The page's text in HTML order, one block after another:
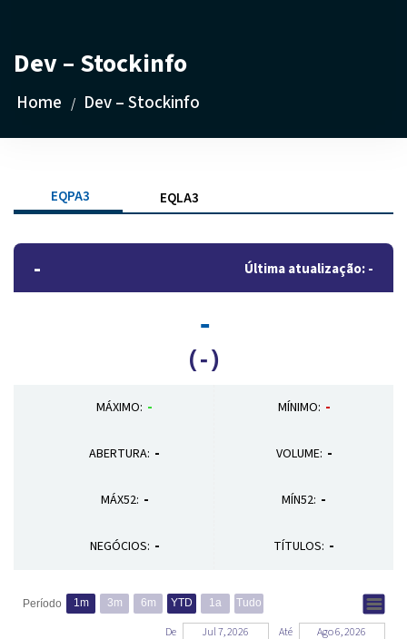
Dev – Stockinfo
Home / Dev – Stockinfo
EQPA3 EQLA3
- Última atualização:-
-
(-)
MÁXIMO: - MÍNIMO: -
ABERTURA: - VOLUME: -
MÁX52: - MÍN52: -
NEGÓCIOS: - TÍTULOS: -
Período 1m 3m 6m YTD 1a Tudo
De Jul 7, 2026 Até Ago 6, 2026